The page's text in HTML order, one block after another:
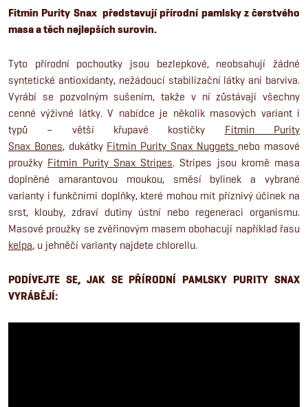
Fitmin Purity Snax představují přírodní pamlsky z čerstvého
masa a těch nejlepších surovin.
Tyto přírodní pochoutky jsou bezlepkové, neobsahují žádné
syntetické antioxidanty, nežádoucí stabilizační látky ani barviva.
Vyrábí se pozvolným sušením, takže v ní zůstávají všechny
cenné výživné látky. V nabídce je několik masových variant i
typů – větší křupavé kostičky Fitmin Purity
Snax Bones, dukátky Fitmin Purity Snax Nuggets nebo masové
proužky Fitmin Purity Snax Stripes. Stripes jsou kromě masa
doplněné amarantovou moukou, směsí bylinek a vybrané
varianty i funkčními doplňky, které mohou mít příznivý účinek na
srst, klouby, zdraví dutiny ústní nebo regeneraci organismu.
Masové proužky se zvěřinovým masem obohacují například řasu
kelpa, u jehněčí varianty najdete chlorellu.
PODÍVEJTE SE, JAK SE PŘÍRODNÍ PAMLSKY PURITY SNAX
VYRÁBĚJÍ: